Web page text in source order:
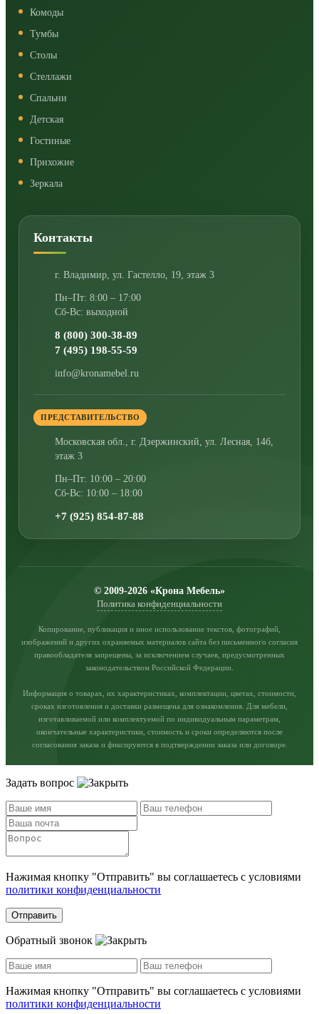
Комоды
Тумбы
Столы
Стеллажи
Спальни
Детская
Гостиные
Прихожие
Зеркала
Контакты
г. Владимир ул. Гастелло, 19, этаж 3
Пн–Пт: 8:00 – 17:00
Сб-Вс: выходной
8 (800) 300-38-89
7 (495) 198-55-59
info@kronamebel.ru
ПРЕДСТАВИТЕЛЬСТВО
Московская обл., г. Дзержинский ул. Лесная, 14б,
этаж 3
Пн–Пт: 10:00 – 20:00
Сб-Вс: 10:00 – 18:00
+7 (925) 854-87-88
© 2009-2026 «Крона Мебель»
Политика конфиденциальности
Копирование, публикация и иное использование текстов, фотографий,
изображений и других охраняемых материалов сайта без письменного согласия
правообладателя запрещены, за исключением случаев, предусмотренных
законодательством Российской Федерации.
Информация о товарах, их характеристиках, комплектации, цветах, стоимости,
сроках изготовления и доставки размещена для ознакомления. Для мебели,
изготавливаемой или комплектуемой по индивидуальным параметрам,
окончательные характеристики, стоимость и сроки определяются после
согласования заказа и фиксируются в подтверждении заказа или договоре.
Задать вопрос
Нажимая кнопку "Отправить" вы соглашаетесь с условиями
политики конфиденциальности
Отправить
Обратный звонок
Нажимая кнопку "Отправить" вы соглашаетесь с условиями
политики конфиденциальности